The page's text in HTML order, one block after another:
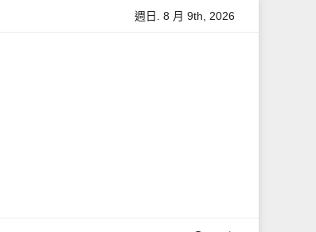
怎麼讓Threads流量變多？高效提升流量的完整教學
週日. 8 月 9th, 2026